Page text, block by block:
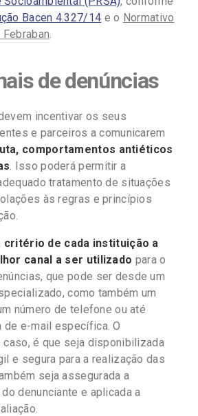
Bacen 4.327/14 e o Normativo
Febraban.
de denúncias
incentivar os seus
e parceiros a comunicarem
comportamentos antiéticos
. Isso poderá permitir a
tratamento de situações
às regras e princípios
critério de cada instituição a
canal a ser utilizado para o
que pode ser desde um
como também um
número de telefone ou até
de e-mail específica. O
caso, é que seja disponibilizada
e segura para a realização das
seja assegurada a
denunciante e aplicada a